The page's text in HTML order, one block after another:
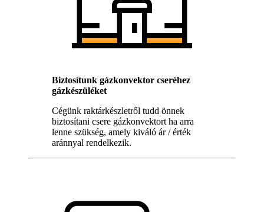
Biztosítunk gázkonvektor cseréhez
gázkészüléket
Cégünk raktárkészletről tudd önnek
biztosítani csere gázkonvektort ha arra
lenne szükség, amely kiváló ár / érték
aránnyal rendelkezik.